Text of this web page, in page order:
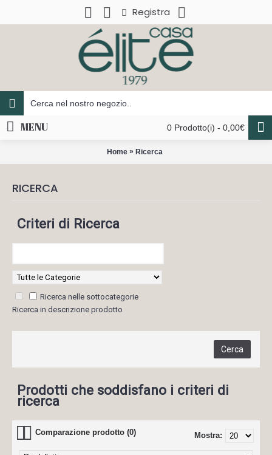
Registra
0 Prodotto(i) - 0,00€
MENU
Home» Ricerca
RICERCA
Criteri di Ricerca
Ricerca nelle sottocategorie
Ricerca in descrizione prodotto
Prodotti che soddisfano i criteri di
ricerca
Comparazione prodotto (0) Mostra: